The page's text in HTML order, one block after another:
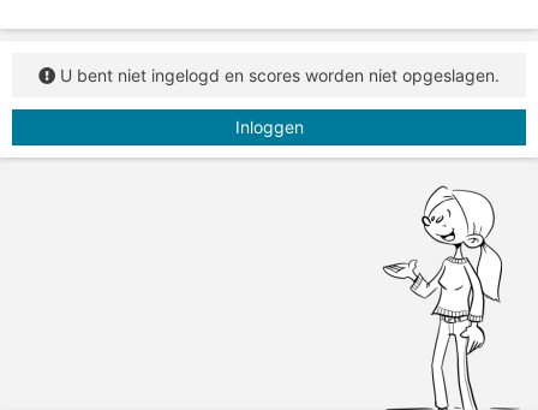
U bent niet ingelogd en scores worden niet opgeslagen.
Inloggen